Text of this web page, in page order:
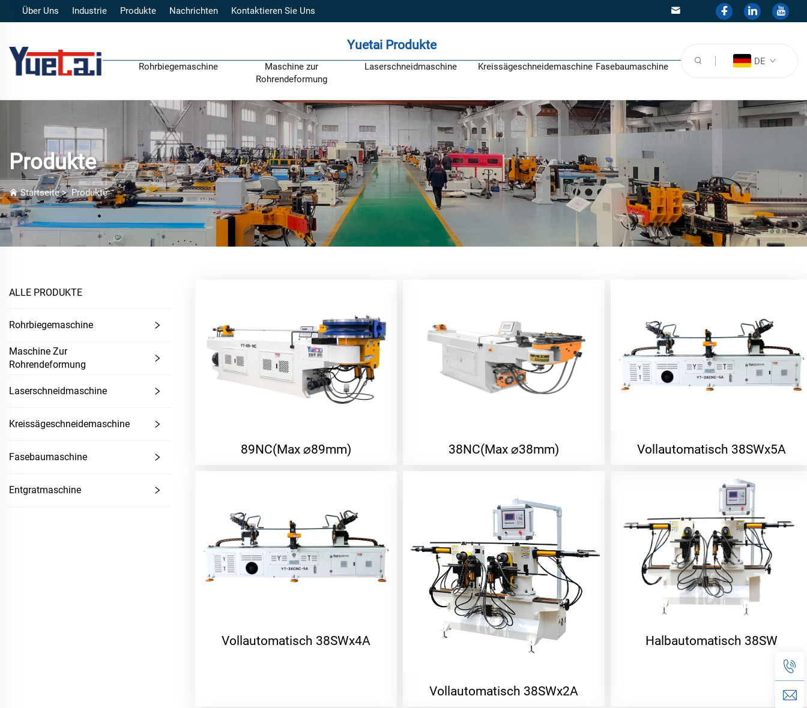
Über Uns Industrie Produkte Nachrichten Kontaktieren Sie Uns
Yuetai Produkte
Rohrbiegemaschine
Maschine zur
Rohrendeformung
Laserschneidmaschine Kreissägeschneidemaschine Fasebaumaschine DE
Produkte
Startseite>Produkte
ALLE PRODUKTE
Rohrbiegemaschine
Maschine Zur
Rohrendeformung
Laserschneidmaschine
Kreissägeschneidemaschine
Fasebaumaschine
Entgratmaschine
89NC(Max ⌀89mm) 38NC(Max ⌀38mm) Vollautomatisch 38SWx5A
Vollautomatisch 38SWx4A
Vollautomatisch 38SWx2A
Halbautomatisch 38SW